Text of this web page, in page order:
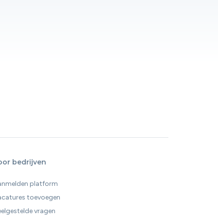
bedrijven
platform
toevoegen
vragen